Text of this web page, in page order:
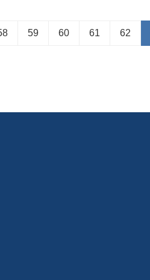
59 60 61 62